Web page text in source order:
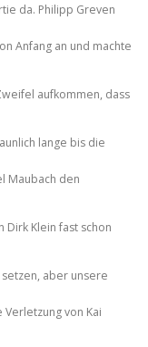
da. Philipp Greven
Anfang an und machte
aufkommen, dass
lange bis die
Maubach den
Klein fast schon
aber unsere
von Kai